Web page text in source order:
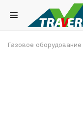
Газовое оборудование